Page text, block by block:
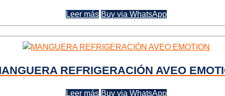
Leer más Buy via WhatsApp
REFRIGERACIÓN AVEO
Leer más Buy via WhatsApp